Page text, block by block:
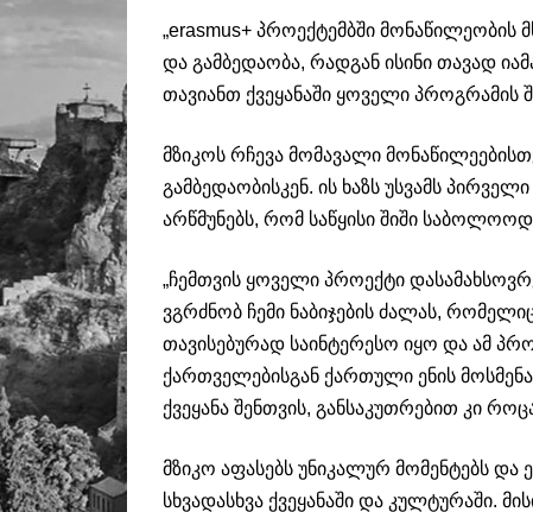
„erasmus+ პროექტემბში მონაწილეობის
და გამბედაობა, რადგან ისინი თავად
თავიანთ ქვეყანაში ყოველი
მზიკოს რჩევა მომავალი
გამბედაობისკენ. ის ხაზს უსვამს
არწმუნებს, რომ საწყისი შიში
„ჩემთვის ყოველი პროექტი
ვგრძნობ ჩემი ნაბიჯების ძალას,
თავისებურად საინტერესო იყო და ამ
ქართველებისგან ქართული ენის
ქვეყანა შენთვის, განსაკუთრებით კი
მზიკო აფასებს უნიკალურ მომენტებს
სხვადასხვა ქვეყანაში და კულტურაში.